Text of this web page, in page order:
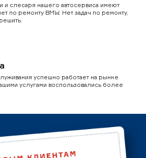
и слесаря нашего автосервиса имеют
по ремонту BMW. Нет задач по ремонту,
успешно работает на рынке
услугами воспользовались более